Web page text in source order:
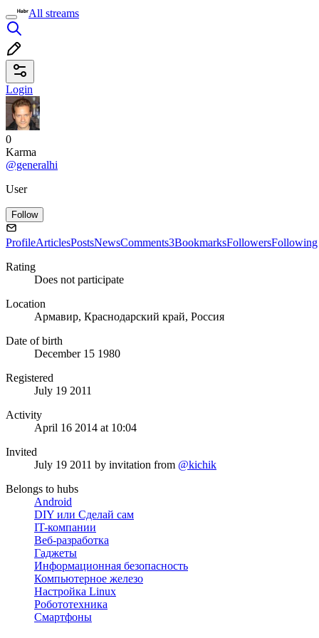
All streams
Login
0
Karma
@generalhi
User
Follow
ProfileArticlesPostsNewsComments3BookmarksFollowersFollowing
Rating
Does not participate
Location
Армавир, Краснодарский край, Россия
Date of birth
December 15 1980
Registered
July 19 2011
Activity
April 16 2014 at 10:04
Invited
July 19 2011 by invitation from @kichik
Belongs to hubs
Android
DIY или Сделай сам
IT-компании
Веб-разработка
Гаджеты
Информационная безопасность
Компьютерное железо
Настройка Linux
Робототехника
Смартфоны